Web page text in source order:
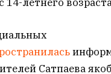
Сатпаева